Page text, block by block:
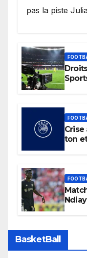
pas la piste
Crise
ton
BasketBall